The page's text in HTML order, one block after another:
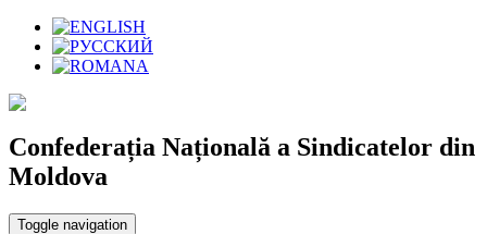
Confederația Națională a Sindicatelor din
Moldova
Toggle navigation